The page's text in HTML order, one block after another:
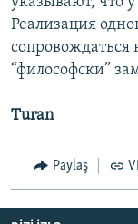
Реализация
“философски”
Turan
Paylaş